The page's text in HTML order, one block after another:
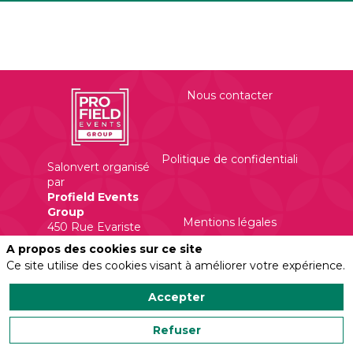
Salonvert organisé
par
Profield Events
Group
450 Rue Evariste
Galois
Nous contacter
Politique de confidentialité
Mentions légales
A propos des cookies sur ce site
Ce site utilise des cookies visant à améliorer votre expérience.
Accepter
Refuser